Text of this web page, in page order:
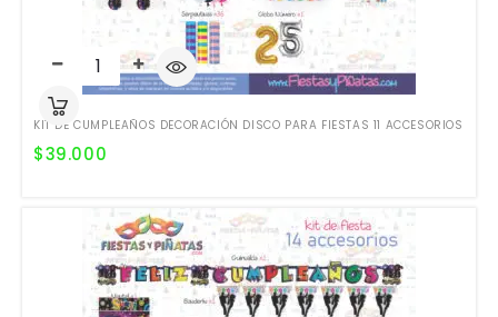
KIT DE CUMPLEAÑOS DECORACIÓN DISCO PARA FIESTAS 11 ACCESORIOS
$39.000